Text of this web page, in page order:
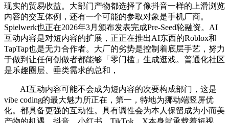
现实的贸易收益。大部门产物都选择了像抖音一样的上滑浏览
内容的交互体例，还有一个可能的参取对象是手机厂商。
Spielwerk也正在2026年3月颁布发表完成Pre-Seed轮融资。AI
互动内容是对短内容的扩展，正正在推出AI东西的Roblox和
TapTap也是无力合作者。大厂的劣势是控制着底层手艺，努力
于做到让任何创做者都能够「零门槛」生成逛戏。普通化社区
是乐趣圈层、垂类需求的总和，
AI互动内容可能不会成为短内容的次要构成部门，这是
vibe coding的最大魅力所正在，第一，特地为挪动端竖屏优
化。都具备更强的互动性。具有调性会为本人保留成为小而美
产物的机遇。抖音、小红书、TikTok、X本身就承载着短视